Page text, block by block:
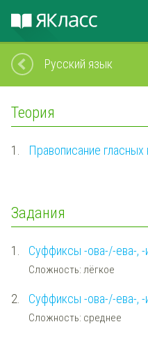
Русский язык
Теория
1. Правописание гласных
Задания
1. Суффиксы -ова-/-ева-, -
Сложность: лёгкое
2. Суффиксы -ова-/-ева-, -
Сложность: среднее